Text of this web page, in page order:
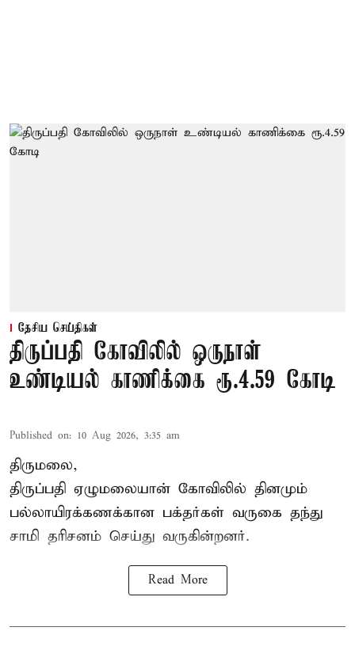
தேசிய செய்திகள்
திருப்பதி கோவிலில் ஒருநாள்
உண்டியல் காணிக்கை ரூ.4.59 கோடி
Published on: 10 Aug 2026, 3:35 am
திருமலை,
திருப்பதி ஏழுமலையான் கோவிலில் தினமும்
பல்லாயிரக்கணக்கான பக்தர்கள் வருகை தந்து
சாமி தரிசனம் செய்து வருகின்றனர்.
Read More